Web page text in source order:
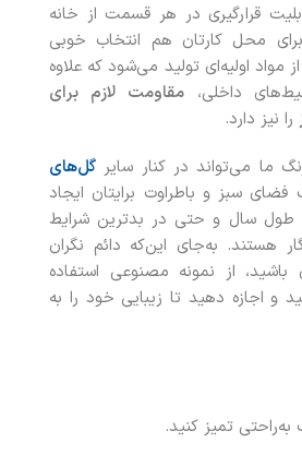
قرارگیری در هر قسمت از خانه
محل کارتان هم انتخاب خوبی
مواد اولیه‌ای تولید می‌شود که علاوه
داخلی،مقاومت لازم برای
را نیز دارد.
ما می‌تواند در کنار سایر گل‌های
فضای سبز و باطراوت برایتان ایجاد
طول سال و حتی در بدترین شرایط
هستند. به‌جای این‌که دائم نگران
باشید، از نمونه مصنوعی استفاده
و اجازه دهید تا زیبایی خود را به
تمیز کنید.